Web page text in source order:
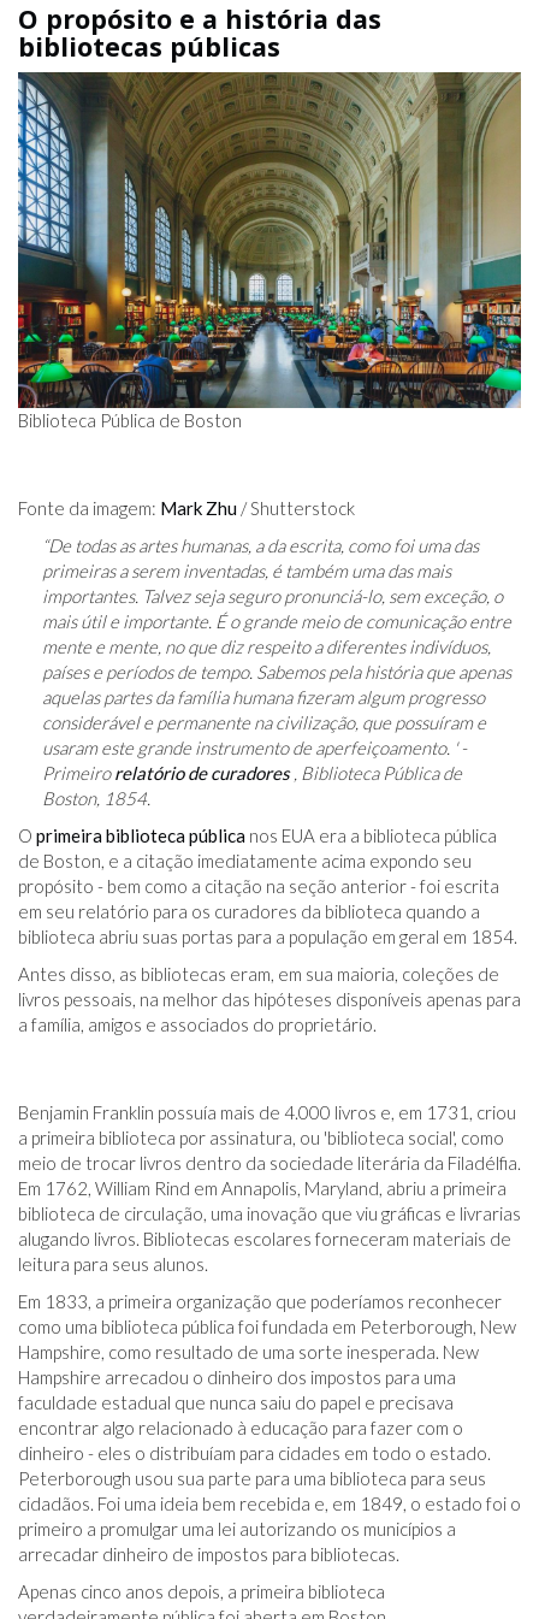
O propósito e a história das
bibliotecas públicas
Biblioteca Pública de Boston
Fonte da imagem: Mark Zhu / Shutterstock
“De todas as artes humanas, a da escrita, como foi uma das
primeiras a serem inventadas, é também uma das mais
importantes. Talvez seja seguro pronunciá-lo, sem exceção, o
mais útil e importante. É o grande meio de comunicação entre
mente e mente, no que diz respeito a diferentes indivíduos,
países e períodos de tempo. Sabemos pela história que apenas
aquelas partes da família humana fizeram algum progresso
considerável e permanente na civilização, que possuíram e
usaram este grande instrumento de aperfeiçoamento. ' -
Primeiro relatório de curadores , Biblioteca Pública de
Boston, 1854.
O primeira biblioteca pública nos EUA era a biblioteca pública
de Boston, e a citação imediatamente acima expondo seu
propósito - bem como a citação na seção anterior - foi escrita
em seu relatório para os curadores da biblioteca quando a
biblioteca abriu suas portas para a população em geral em 1854.
Antes disso, as bibliotecas eram, em sua maioria, coleções de
livros pessoais, na melhor das hipóteses disponíveis apenas para
a família, amigos e associados do proprietário.
Benjamin Franklin possuía mais de 4.000 livros e, em 1731, criou
a primeira biblioteca por assinatura, ou 'biblioteca social', como
meio de trocar livros dentro da sociedade literária da Filadélfia.
Em 1762, William Rind em Annapolis, Maryland, abriu a primeira
biblioteca de circulação, uma inovação que viu gráficas e livrarias
alugando livros. Bibliotecas escolares forneceram materiais de
leitura para seus alunos.
Em 1833, a primeira organização que poderíamos reconhecer
como uma biblioteca pública foi fundada em Peterborough, New
Hampshire, como resultado de uma sorte inesperada. New
Hampshire arrecadou o dinheiro dos impostos para uma
faculdade estadual que nunca saiu do papel e precisava
encontrar algo relacionado à educação para fazer com o
dinheiro - eles o distribuíam para cidades em todo o estado.
Peterborough usou sua parte para uma biblioteca para seus
cidadãos. Foi uma ideia bem recebida e, em 1849, o estado foi o
primeiro a promulgar uma lei autorizando os municípios a
arrecadar dinheiro de impostos para bibliotecas.
Apenas cinco anos depois, a primeira biblioteca